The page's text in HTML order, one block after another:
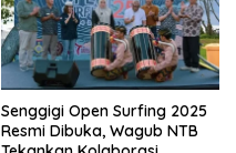
Senggigi Open Surfing 2025
Resmi Dibuka, Wagub NTB